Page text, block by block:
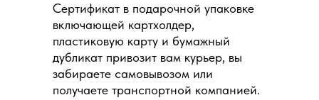
Сертификат в подарочной упаковке
включающей картхолдер,
пластиковую карту и бумажный
дубликат привозит вам курьер, вы
забираете самовывозом или
получаете транспортной компанией.